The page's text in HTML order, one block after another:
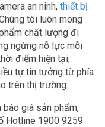
an ninh, thiết bị
tôi luôn mong
chất lượng đi
ngừng nỗ lực mỗi
điểm hiện tại,
tự tin tưởng từ phía
trên thị trường.
báo giá sản phẩm,
Hotline 1900 9259